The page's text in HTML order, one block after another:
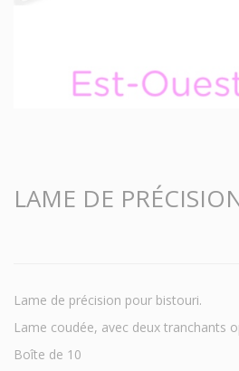
LAME DE
Lame de précision pour bistouri.
Lame coudée, avec deux tranchants
Boîte de 10